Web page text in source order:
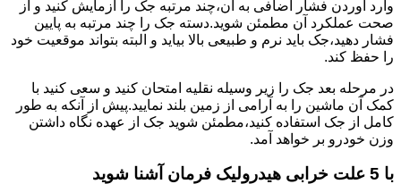
وارد آوردن فشار اضافی به آن،چند مرتبه جک را آزمایش کنید و از
صحت عملکرد آن مطمئن شوید.دسته جک را چند مرتبه به پایین
فشار دهید،جک باید نرم و طبیعی بالا بیاید و البته بتواند موقعیت خود
را حفظ کند.
در مرحله بعد جک را زیر وسیله نقلیه امتحان کنید و سعی کنید با
کمک آن ماشین را به آرامی از زمین بلند نمایید.پیش از آنکه به طور
کامل از جک استفاده کنید،مطمئن شوید جک از عهده نگاه داشتن
وزن خودرو بر خواهد آمد.
با 5 علت خرابی هیدرولیک فرمان آشنا شوید